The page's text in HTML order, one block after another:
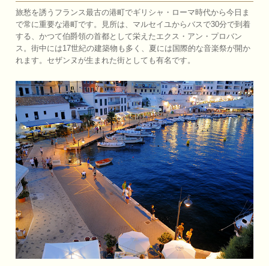
旅愁を誘うフランス最古の港町でギリシャ・ローマ時代から今日ま
で常に重要な港町です。見所は、マルセイユからバスで30分で到着
する、かつて伯爵領の首都として栄えたエクス・アン・プロバン
ス。街中には17世紀の建築物も多く、夏には国際的な音楽祭が開か
れます。セザンヌが生まれた街としても有名です。